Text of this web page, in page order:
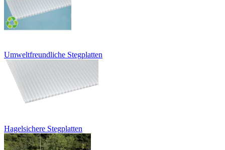
Umweltfreundliche Stegplatten
Hagelsichere Stegplatten